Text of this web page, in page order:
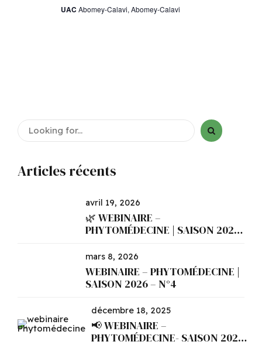
UAC Abomey-Calavi, Abomey-Calavi
Articles récents
avril 19, 2026
🌿 WEBINAIRE –
PHYTOMÉDECINE | SAISON 2026
mars 8, 2026
WEBINAIRE – PHYTOMÉDECINE |
SAISON 2026 – N°4
décembre 18, 2025
📢 WEBINAIRE –
PHYTOMÉDECINE- SAISON 2026